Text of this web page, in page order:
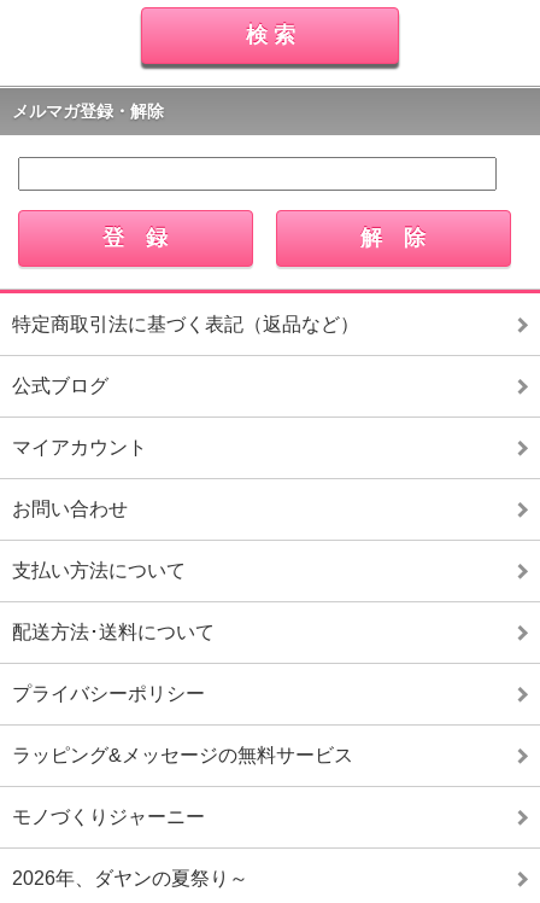
メルマガ登録・解除
特定商取引法に基づく表記（返品など）
公式ブログ
マイアカウント
お問い合わせ
支払い方法について
配送方法･送料について
プライバシーポリシー
ラッピング&メッセージの無料サービス
モノづくりジャーニー
2026年、ダヤンの夏祭り～